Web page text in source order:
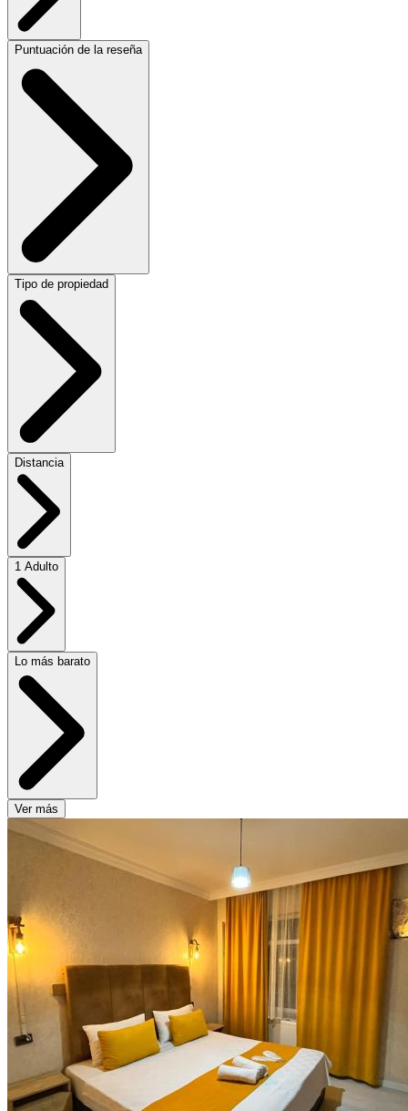
Puntuación de la reseña
Tipo de propiedad
Distancia
1 Adulto
Lo más barato
Ver más